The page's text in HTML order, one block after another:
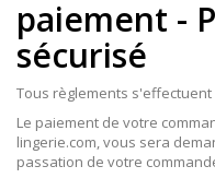
paiement -
sécurisé
Tous règlements s'effectuent
Le paiement de votre
lingerie.com, vous sera
passation de votre